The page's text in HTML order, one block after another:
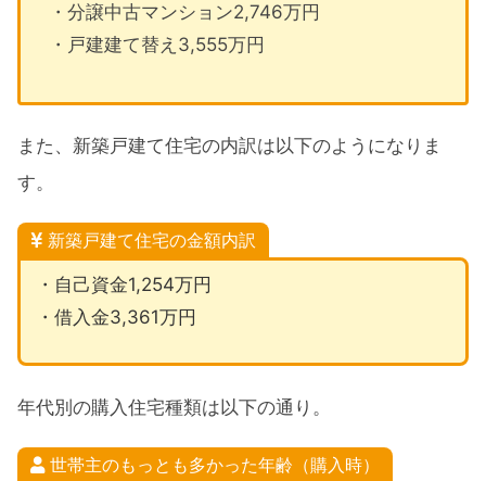
・分譲中古マンション2,746万円
・戸建建て替え3,555万円
また、新築戸建て住宅の内訳は以下のようになりま
す。
新築戸建て住宅の金額内訳
・自己資金1,254万円
・借入金3,361万円
年代別の購入住宅種類は以下の通り。
世帯主のもっとも多かった年齢（購入時）